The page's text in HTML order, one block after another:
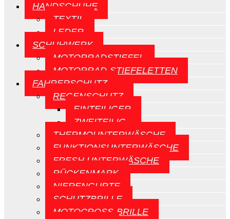
HANDSCHUHE
TEXTIL
LEDER
SCHUHWERK
MOTORRADSTIEFEL
MOTORRAD-STIEFELETTEN
FAHRERSCHUTZ
REGENSCHUTZ
EINTEILIGER
ZWEITEILIG
THERMOUNTERWÄSCHE
FUNKTIONSUNTERWÄSCHE
FRESH UNTERWÄSCHE
RÜCKENMARK
NIERENGURTE
SCHUTZBRILLE
MOTOCROSS-BRILLE